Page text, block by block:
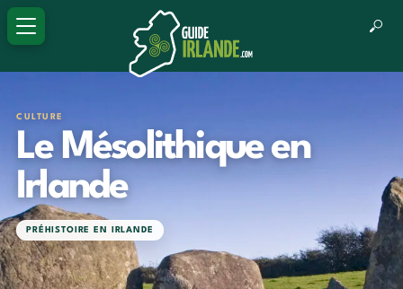
CULTURE
Le Mésolithique en
Irlande
PRÉHISTOIRE EN IRLANDE